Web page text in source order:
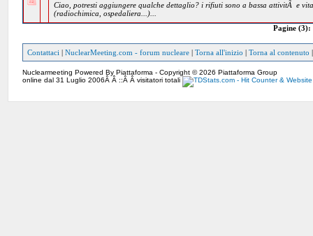
Ciao, potresti aggiungere qualche dettaglio? i rifiuti sono a bassa attivitÃ e
(radiochimica, ospedaliera...)...
Pagine (3):
Contattaci |NuclearMeeting.com - forum nucleare |Torna all'inizio |Torna al contenuto
Nuclearmeeting Powered By Piattaforma - Copyright © 2026 Piattaforma Group
online dal 31 Luglio 2006Â Â ::Â Â visitatori totali